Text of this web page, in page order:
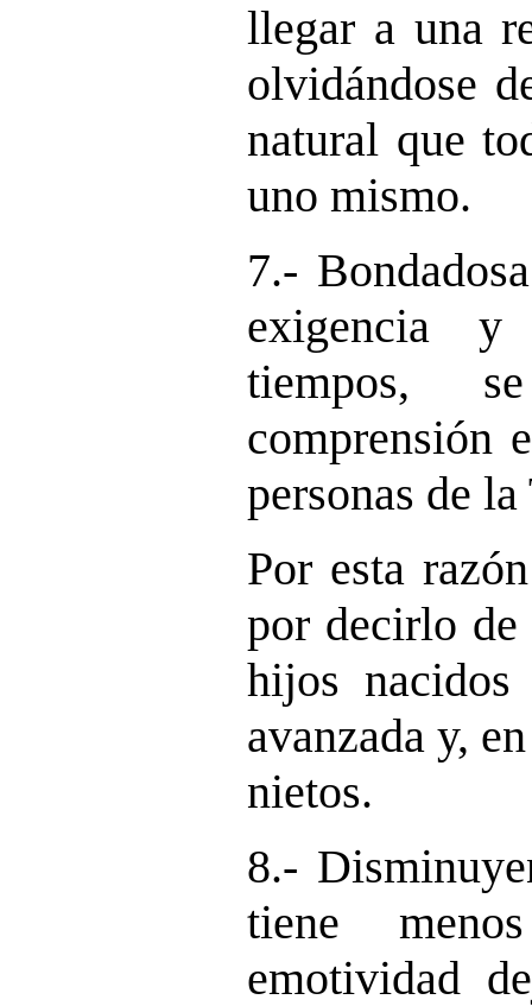
llegar a una
olvidándose
natural que
uno mismo.
7.-
exigencia
tiempos,
comprensión
personas de
Por esta
por decirlo
hijos
avanzada y,
nietos.
8.-
tiene
emotividad